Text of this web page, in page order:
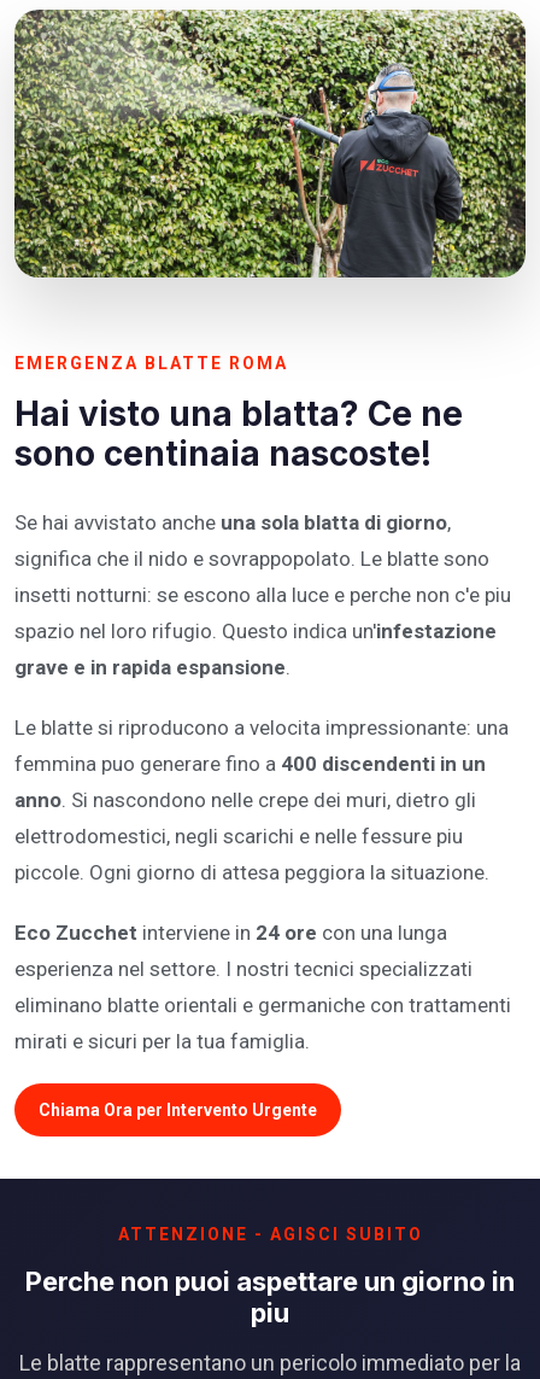
EMERGENZA BLATTE ROMA
Hai visto una blatta? Ce ne
sono centinaia nascoste!
Se hai avvistato anche una sola blatta di giorno,
significa che il nido e sovrappopolato. Le blatte sono
insetti notturni: se escono alla luce e perche non c'e piu
spazio nel loro rifugio. Questo indica un'infestazione
grave e in rapida espansione.
Le blatte si riproducono a velocita impressionante: una
femmina puo generare fino a 400 discendenti in un
anno. Si nascondono nelle crepe dei muri, dietro gli
elettrodomestici, negli scarichi e nelle fessure piu
piccole. Ogni giorno di attesa peggiora la situazione.
Eco Zucchet interviene in 24 ore con una lunga
esperienza nel settore. I nostri tecnici specializzati
eliminano blatte orientali e germaniche con trattamenti
mirati e sicuri per la tua famiglia.
Chiama Ora per Intervento Urgente
ATTENZIONE - AGISCI SUBITO
Perche non puoi aspettare un giorno in
piu
Le blatte rappresentano un pericolo immediato per la